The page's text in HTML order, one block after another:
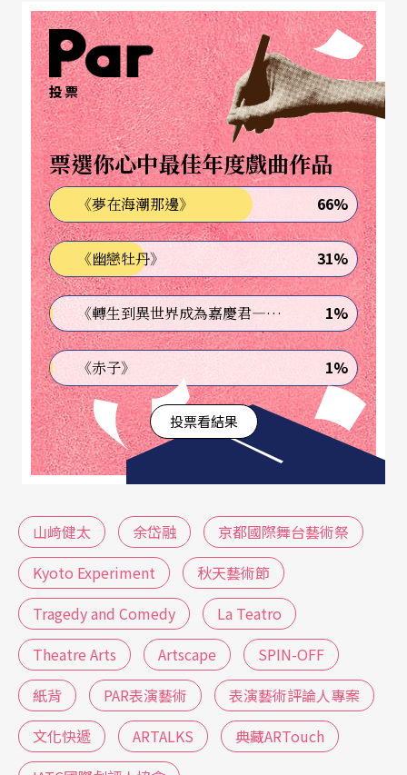
齡，以及移民的身分認同等。這次參訪秋天藝術
節，能有機會與台灣的劇團進行交流，對他來說也
是十分珍貴的經驗。
山﨑健太提到，日本在藝術評論方面的媒體資源其
實相當匱乏，尤其是針對「戲劇」的評論。目前主
要有3本雜誌可以發表相關評論，第一個是《悲劇喜
劇》（Tragedy and Comedy），它是日本最知名的
藝術雜誌之一，曾經是每月出版的雜誌，現在則改
為雙月刊。第二個為《La Teatro》，這本雜誌至今
仍是純紙質媒體，目前是以月刊的頻率發行。最後
則是由AITC Japan出版的《Theatre Arts》，出版的
頻率為一年出版一本。
除了上述傳統的紙媒，還有一些藝術評論相關的網
站，分別是Theatre Arts、
實只有Theatre Arts而已，即使如此，在2023年在
此網站上關於戲劇類的評論也僅有13篇。雖然今年
度的數據尚未出來，但目前大約有超過20篇。即使
在數量上比起去年多，但以一整年度而言並不算
多。第二個網站ArtScape，山﨑健太雖然也在此寫
過幾篇表演藝術相關的評論，但它刊登的主要是美
術相關的評論。由上述戲劇評論的發表數量及頻率
來看，意味著在戲劇領域的評論，實際上幾乎沒有
投票
票選你心中最佳年度戲曲作品
《夢在海潮那邊》 66%
《幽戀牡丹》 31%
《轉生到異世界成為嘉慶君—發現我的祖先是詐騙集團!?》 1%
《赤子》 1%
投票看結果
山﨑健太 余岱融
京都國際舞台藝術祭
Kyoto Experiment
秋天藝術節
Tragedy and Comedy
La Teatro
Theatre Arts
Artscape
SPIN-OFF
紙背
PAR表演藝術
表演藝術評論人專案
文化快遞
ARTALKS
典藏ARTouch